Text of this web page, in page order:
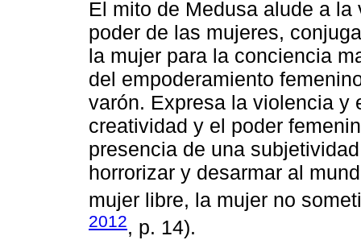
El mito de Medusa alude a
poder de las mujeres,
la mujer para la conciencia
del empoderamiento
varón. Expresa la violencia y
creatividad y el poder
presencia de una
horrorizar y desarmar al
mujer libre, la mujer no
2012, p. 14).